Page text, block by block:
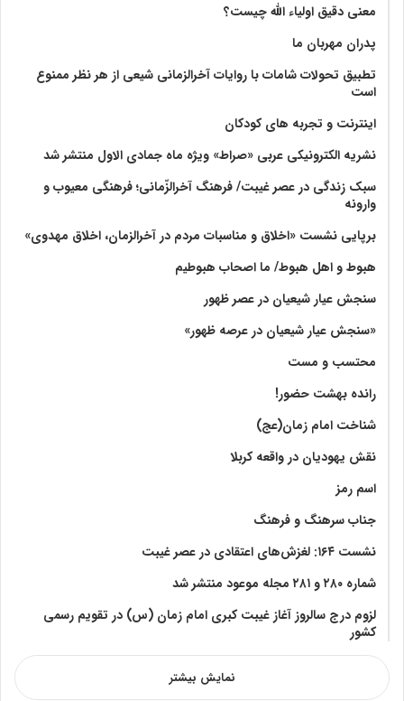
معنی دقیق اولیاء الله چیست؟
پدران مهربان ما
تطبیق تحولات شامات با روایات آخرالزمانی شیعی از هر نظر ممنوع
است
اینترنت و تجربه های کودکان
نشریه الکترونیکی عربی «صراط» ویژه ماه جمادی الاول منتشر شد
سبک زندگی در عصر غیبت/ فرهنگ آخرالزّمانی؛ فرهنگی معیوب و
وارونه
برپایی نشست «اخلاق و مناسبات مردم در آخرالزمان، اخلاق مهدوی»
هبوط و اهل هبوط/ ما اصحاب هبوطیم
سنجش عیار شیعیان در عصر ظهور
«سنجش عیار شیعیان در عرصه ظهور»
محتسب و مست
رانده بهشت‌ حضور!
شناخت امام زمان(عج)
نقش یهودیان در واقعه کربلا
اسم رمز
جناب سرهنگ و فرهنگ
نشست ۱۶۴: لغزش‌های اعتقادی در عصر غیبت
شماره ۲۸۰ و ۲۸۱ مجله موعود منتشر شد
لزوم درج سالروز آغاز غیبت کبری امام زمان (س) در تقویم رسمی
کشور
نمایش بیشتر